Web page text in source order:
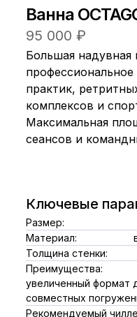
Ключевые
Размер:
Материал:
Толщина стенки:
Преимущества:
увеличенный формат
совместных
Рекомендуемый
Ванна
95 000 ₽
Большая надувная
практик,
комплексов и
Максимальная
сеансов и